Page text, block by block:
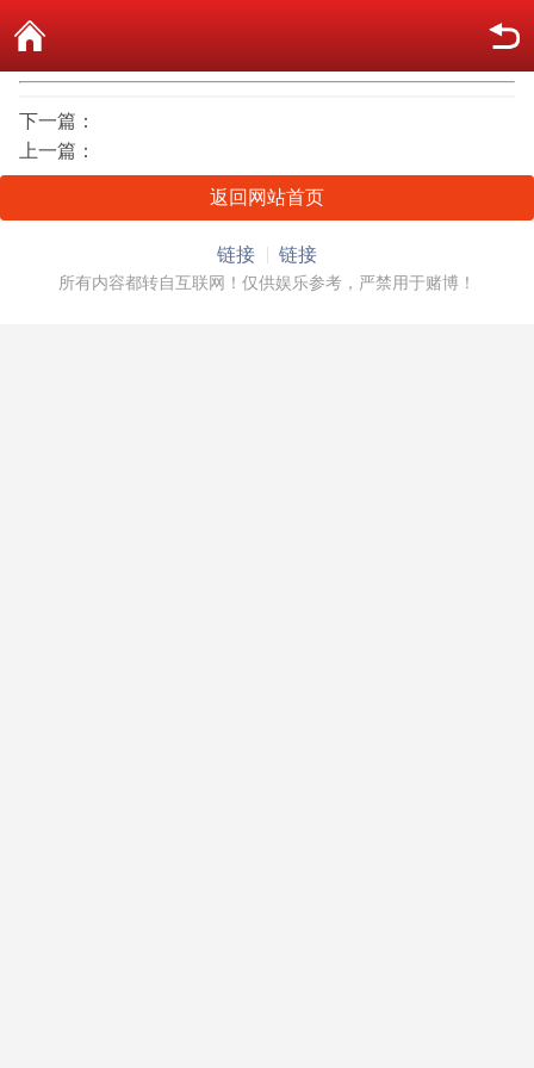
下一篇：
上一篇：
返回网站首页
链接 链接
所有内容都转自互联网！仅供娱乐参考，严禁用于赌博！